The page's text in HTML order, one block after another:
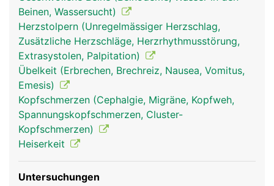
Schilddrüse Frau Schilddrüse Mann
Beinen, Wassersucht)
Herzstolpern (Unregelmässiger Herzschlag,
Zusätzliche Herzschläge, Herzrhythmusstörung,
Extrasystolen, Palpitation)
Übelkeit (Erbrechen, Brechreiz, Nausea, Vomitus,
Emesis)
Kopfschmerzen (Cephalgie, Migräne, Kopfweh,
Spannungskopfschmerzen, Cluster-
Kopfschmerzen)
Heiserkeit
Untersuchungen